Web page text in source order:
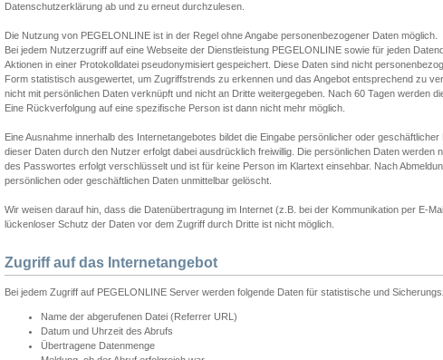
Datenschutzerklärung ab und zu erneut durchzulesen.
Die Nutzung von PEGELONLINE ist in der Regel ohne Angabe personenbezogener Daten möglich.
Bei jedem Nutzerzugriff auf eine Webseite der Dienstleistung PEGELONLINE sowie für jeden
Aktionen in einer Protokolldatei pseudonymisiert gespeichert. Diese Daten sind nicht
Form statistisch ausgewertet, um Zugriffstrends zu erkennen und das Angebot entsprechend zu
nicht mit persönlichen Daten verknüpft und nicht an Dritte weitergegeben. Nach 60 Tagen werden
Eine Rückverfolgung auf eine spezifische Person ist dann nicht mehr möglich.
Eine Ausnahme innerhalb des Internetangebotes bildet die Eingabe persönlicher oder
dieser Daten durch den Nutzer erfolgt dabei ausdrücklich freiwillig. Die persönlichen Daten werden
des Passwortes erfolgt verschlüsselt und ist für keine Person im Klartext einsehbar. Nach
persönlichen oder geschäftlichen Daten unmittelbar gelöscht.
Wir weisen darauf hin, dass die Datenübertragung im Internet (z.B. bei der Kommunikation per E-
lückenloser Schutz der Daten vor dem Zugriff durch Dritte ist nicht möglich.
Zugriff auf das Internetangebot
Bei jedem Zugriff auf PEGELONLINE Server werden folgende Daten für statistische und
Name der abgerufenen Datei (Referrer URL)
Datum und Uhrzeit des Abrufs
Übertragene Datenmenge